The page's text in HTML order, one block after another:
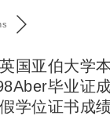
国亚伯大学
毕业证
学位证书成